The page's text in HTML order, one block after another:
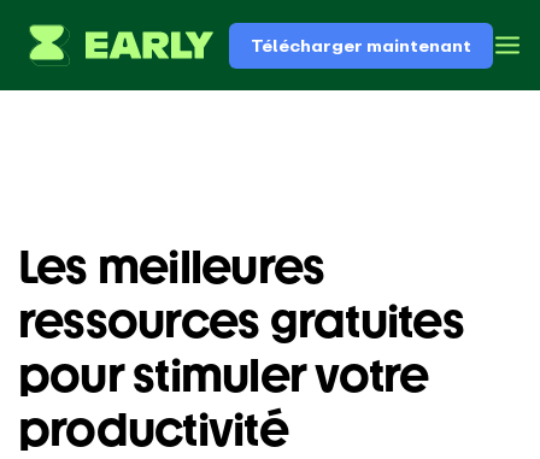
Télécharger maintenant
Les meilleures
ressources gratuites
pour stimuler votre
productivité